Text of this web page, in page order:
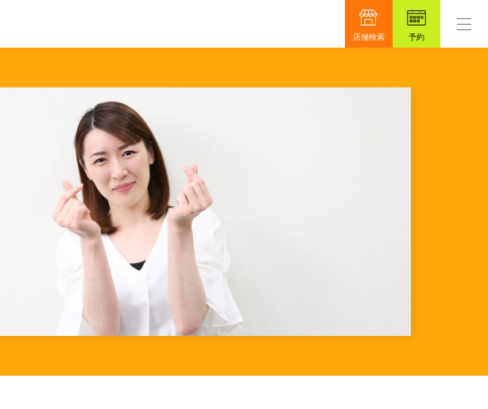
ルビューティーサロンです。 もっと真面目に、もっと安心を目指して
店舗検索 予約